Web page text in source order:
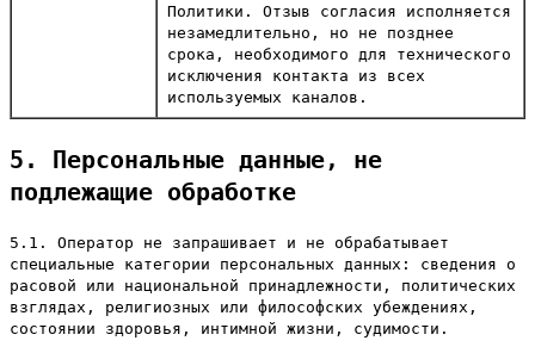
Политики. Отзыв согласия исполняется
незамедлительно, но не позднее
срока, необходимого для технического
исключения контакта из всех
используемых каналов.
5. Персональные данные, не
подлежащие обработке
5.1. Оператор не запрашивает и не обрабатывает
специальные категории персональных данных: сведения о
расовой или национальной принадлежности, политических
взглядах, религиозных или философских убеждениях,
состоянии здоровья, интимной жизни, судимости.